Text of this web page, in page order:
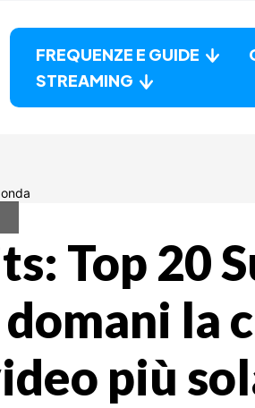
FREQUENZE E GUIDE
STREAMING
Top 20
la
più